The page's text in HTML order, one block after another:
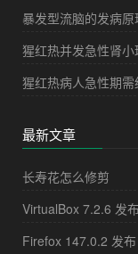
暴发型流脑的发病
猩红热并发急性肾
猩红热病人急性期
最新文章
长寿花怎么修剪
VirtualBox 7.2.6 发布
Firefox 147.0.2 发布